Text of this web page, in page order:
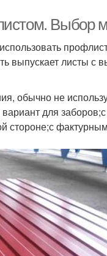
Выбор
выпускает листы с
обычно не
для
стороне;с